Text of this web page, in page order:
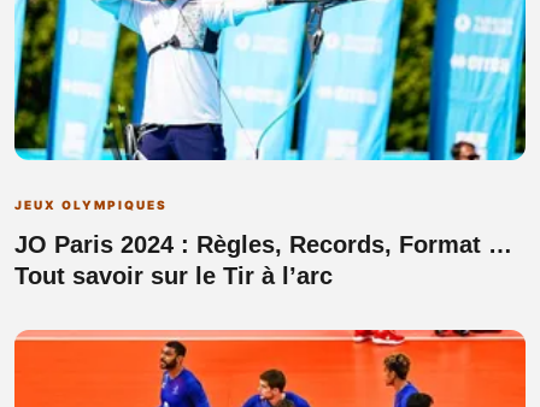
JEUX OLYMPIQUES
JO Paris 2024 : Règles, Records, Format …
Tout savoir sur le Tir à l’arc